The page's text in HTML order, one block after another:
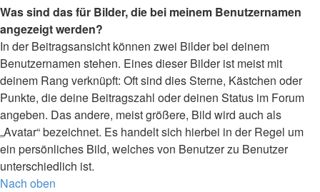
Was sind das für Bilder, die bei meinem Benutzernamen
angezeigt werden?
In der Beitragsansicht können zwei Bilder bei deinem
Benutzernamen stehen. Eines dieser Bilder ist meist mit
deinem Rang verknüpft: Oft sind dies Sterne, Kästchen oder
Punkte, die deine Beitragszahl oder deinen Status im Forum
angeben. Das andere, meist größere, Bild wird auch als
„Avatar“ bezeichnet. Es handelt sich hierbei in der Regel um
ein persönliches Bild, welches von Benutzer zu Benutzer
unterschiedlich ist.
Nach oben